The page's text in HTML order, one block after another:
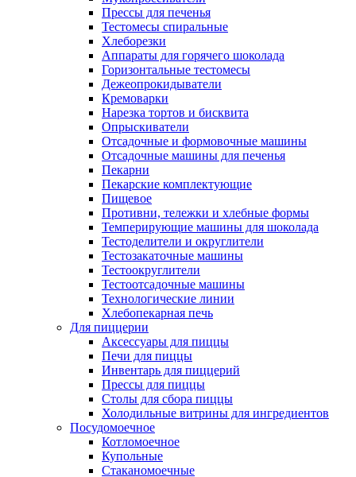
Прессы для печенья
Тестомесы спиральные
Хлеборезки
Аппараты для горячего шоколада
Горизонтальные тестомесы
Дежеопрокидыватели
Кремоварки
Нарезка тортов и бисквита
Опрыскиватели
Отсадочные и формовочные машины
Отсадочные машины для печенья
Пекарни
Пекарские комплектующие
Пищевое
Противни, тележки и хлебные формы
Темперирующие машины для шоколада
Тестоделители и округлители
Тестозакаточные машины
Тестоокруглители
Тестоотсадочные машины
Технологические линии
Хлебопекарная печь
Для пиццерии
Аксессуары для пиццы
Печи для пиццы
Инвентарь для пиццерий
Прессы для пиццы
Столы для сбора пиццы
Холодильные витрины для ингредиентов
Посудомоечное
Котломоечное
Купольные
Стаканомоечные